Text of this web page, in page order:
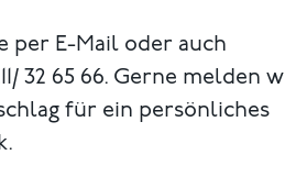
per E-Mail oder auch
32 65 66. Gerne melden
für ein persönliches